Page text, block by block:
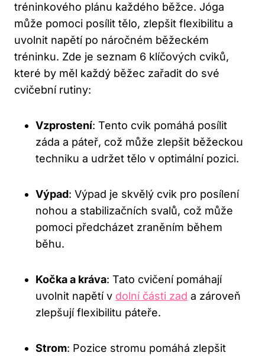
tréninkového plánu každého běžce. Jóga
může pomoci posílit tělo, zlepšit flexibilitu a
uvolnit napětí po náročném běžeckém
tréninku. Zde je seznam 6 klíčových cviků,
které by měl každý běžec zařadit do své
cvičební rutiny:
Vzprostení: Tento cvik pomáhá posílit
záda a páteř, což může zlepšit běžeckou
techniku a udržet tělo v optimální pozici.
Výpad: Výpad je skvělý cvik pro posílení
nohou a stabilizačních svalů, což může
pomoci předcházet zraněním během
běhu.
Kočka a kráva: Tato cvičení pomáhají
uvolnit napětí v dolní části zad a zároveň
zlepšují flexibilitu páteře.
Strom: Pozice stromu pomáhá zlepšit